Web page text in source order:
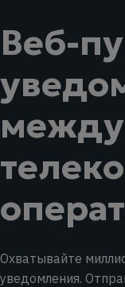
Веб-
Охватывайте
уведомления.